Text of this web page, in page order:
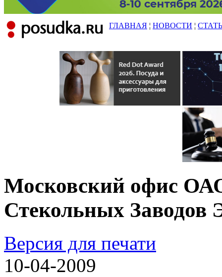
ГЛАВНАЯ ¦ НОВОСТИ ¦
Московский офис
Стекольных
Версия для печати
10-04-2009